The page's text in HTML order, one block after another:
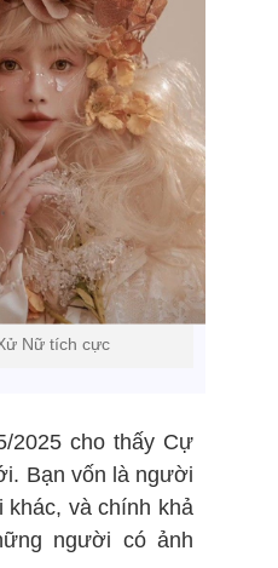
Nữ tích cực
2025 cho thấy Cự
Bạn vốn là người
và chính khả
người có ảnh